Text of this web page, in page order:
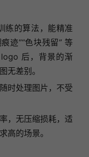
练的算法，能精准
迹”“色块残留” 等
后，背景的渐
无差别。
时处理图片，不受
，无压缩损耗，适
高的场景。